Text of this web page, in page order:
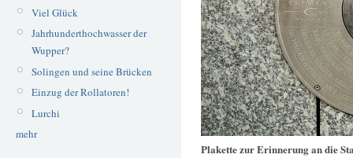
Viel Glück
Jahrhunderthochwasser der
Wupper?
Solingen und seine Brücken
Einzug der Rollatoren!
Lurchi
mehr
Plakette zur Erinnerung an die